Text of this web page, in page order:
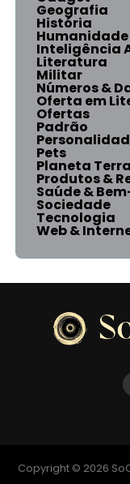
Geografia
História
Humanidade
Inteligência
Literatura
Militar
Números &
Oferta em
Ofertas
Padrão
Pets
Planeta Terra
Produtos &
Saúde &
Sociedade
Tecnologia
Web &
Copyright © 2026